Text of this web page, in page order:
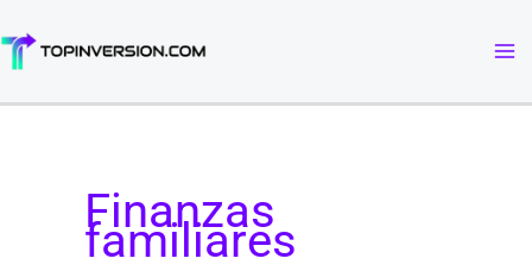
al
contenido
Finanzas
familiares